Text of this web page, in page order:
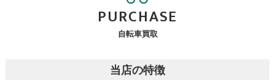
PURCHASE
自転車買取
当店の特徴